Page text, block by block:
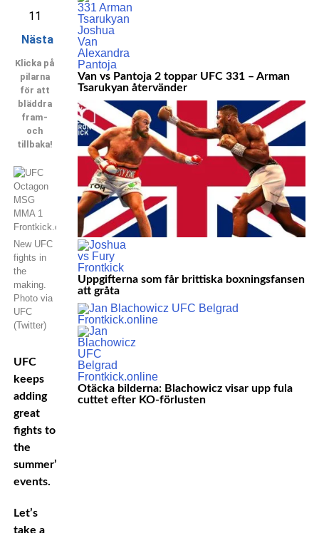
11
Nästa
Klicka på
pilarna
för att
bläddra
fram-
och
tillbaka!
New UFC
fights in
the
making.
Photo via
UFC
(Twitter)
UFC
keeps
adding
great
fights to
the
summer’s
events.
Let’s
take a
Van vs Pantoja 2 toppar UFC 331 – Arman
Tsarukyan återvänder
Uppgifterna som får brittiska boxningsfansen
att gråta
Otäcka bilderna: Blachowicz visar upp fula
cuttet efter KO-förlusten